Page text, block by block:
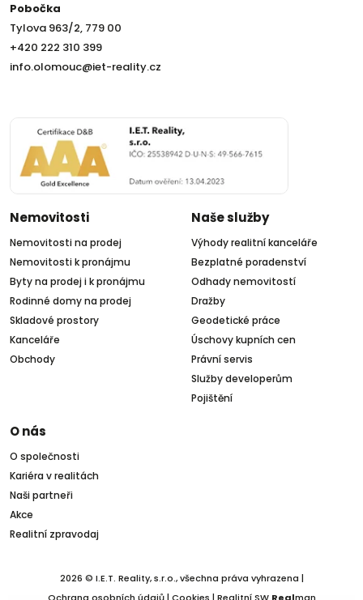
Pobočka
Tylova 963/2, 779 00
+420 222 310 399
info.olomouc@iet-reality.cz
Nemovitosti
Nemovitosti na prodej
Nemovitosti k pronájmu
Byty na prodej i k pronájmu
Rodinné domy na prodej
Skladové prostory
Kanceláře
Obchody
Naše služby
Výhody realitní kanceláře
Bezplatné poradenství
Odhady nemovitostí
Dražby
Geodetické práce
Úschovy kupních cen
Právní servis
Služby developerům
Pojištění
O nás
O společnosti
Kariéra v realitách
Naši partneři
Akce
Realitní zpravodaj
2026 © I.E.T. Reality, s.r.o., všechna práva vyhrazena |
Ochrana osobních údajů| Cookies | Realitní SW Realman